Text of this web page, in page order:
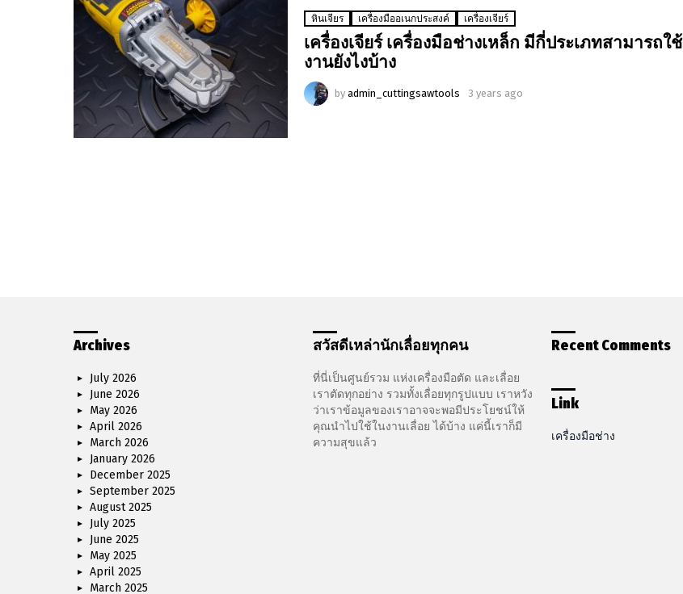
หินเจียร เครื่องมืออเนกประสงค์ เครื่องเจียร์
เครื่องเจียร์ เครื่องมือช่างเหล็ก มีกี่ประเภทสามารถใช้
งานยังไงบ้าง
by admin_cuttingsawtools 3 years ago
Archives
July 2026
June 2026
May 2026
April 2026
March 2026
January 2026
December 2025
September 2025
August 2025
July 2025
June 2025
May 2025
April 2025
March 2025
สวัสดีเหล่านักเลื่อยทุกคน
ที่นี่เป็นศูนย์รวม แห่งเครื่องมือตัด และเลื่อย
เราตัดทุกอย่าง รวมทั้งเลื่อยทุกรูปแบบ เราหวัง
ว่าเราข้อมูลของเราอาจจะพอมีประโยชน์ให้
คุณนำไปใช้ในงานเลื่อย ได้บ้าง แค่นี้เราก็มี
ความสุขแล้ว
Recent Comments
Link
เครื่องมือช่าง